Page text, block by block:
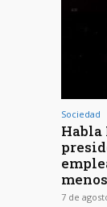
Sociedad
7 de